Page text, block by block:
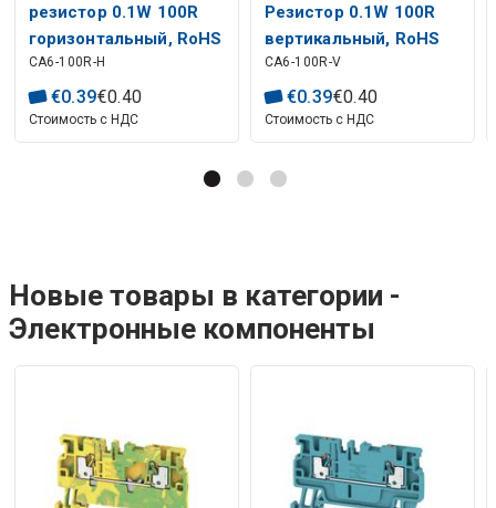
резистор 0.1W 100R
горизонтальный, RoHS
CA6-100R-H
€0.39€0.40
Стоимость с НДС
Резистор 0.1W 100R
вертикальный, RoHS
CA6-100R-V
€0.39€0.40
Стоимость с НДС
Hовые товары в категории -
Электронные компоненты